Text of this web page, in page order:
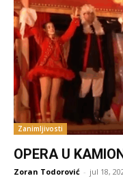
Zanimljivosti
OPERA U
Zoran Todorović - jul 18,